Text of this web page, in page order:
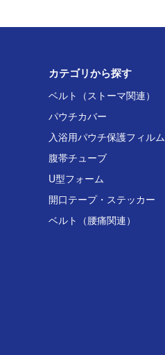
カテゴリから探す
ベルト（ストーマ関連）
パウチカバー
入浴用パウチ保護フィルム
腹帯チューブ
U型フォーム
開口テープ・ステッカー
ベルト（腰痛関連）